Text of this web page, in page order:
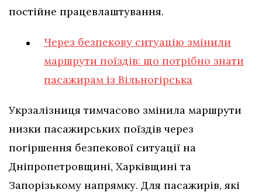
постійне працевлаштування.
Через безпекову ситуацію змінили
маршрути поїздів: що потрібно знати
пасажирам із Вільногірська
Укрзалізниця тимчасово змінила маршрути
низки пасажирських поїздів через
погіршення безпекової ситуації на
Дніпропетровщині, Харківщині та
Запорізькому напрямку. Для пасажирів, які